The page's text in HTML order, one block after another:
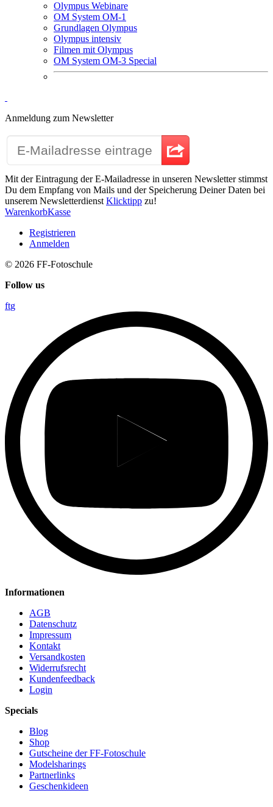
Olympus Webinare
OM System OM-1
Grundlagen Olympus
Olympus intensiv
Filmen mit Olympus
OM System OM-3 Special
Anmeldung zum Newsletter
Mit der Eintragung der E-Mailadresse in unseren Newsletter stimmst
Du dem Empfang von Mails und der Speicherung Deiner Daten bei
unserem Newsletterdienst Klicktipp zu!
WarenkorbKasse
Registrieren
Anmelden
© 2026 FF-Fotoschule
Follow us
ftg
Informationen
AGB
Datenschutz
Impressum
Kontakt
Versandkosten
Widerrufsrecht
Kundenfeedback
Login
Specials
Blog
Shop
Gutscheine der FF-Fotoschule
Modelsharings
Partnerlinks
Geschenkideen